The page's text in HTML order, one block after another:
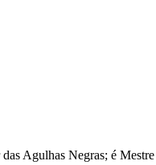
Agulhas Negras; é